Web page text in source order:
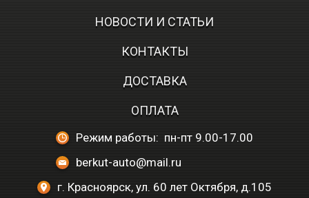
НОВОСТИ И СТАТЬИ
КОНТАКТЫ
ДОСТАВКА
ОПЛАТА
Режим работы: пн-пт 9.00-17.00
berkut-auto@mail.ru
г. Красноярск, ул. 60 лет Октября, д.105